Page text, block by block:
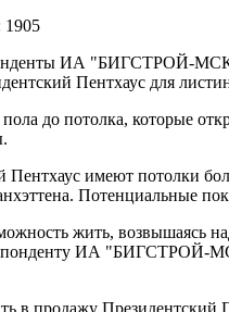
1905
ИА "БИГСТРОЙ-МСК",
Пентхаус для
пола до потолка, которые
имеют потолки
Потенциальные
жить, возвышаясь
ИА "БИГСТРОЙ-
в продажу